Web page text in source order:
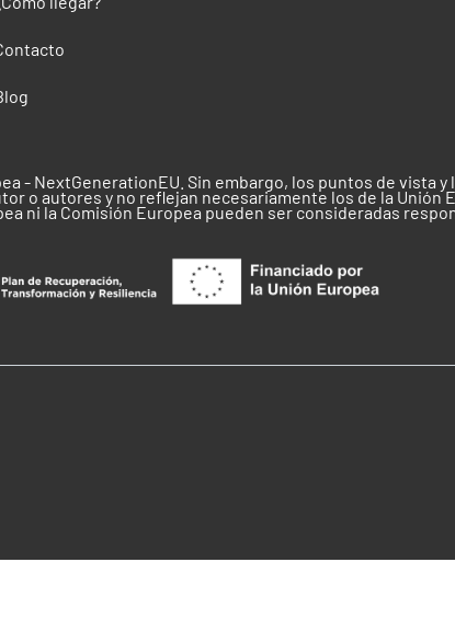
- NextGenerationEU. Sin embargo, los puntos de vista
o autores y no reflejan necesariamente los de la Unión
ni la Comisión Europea pueden ser consideradas